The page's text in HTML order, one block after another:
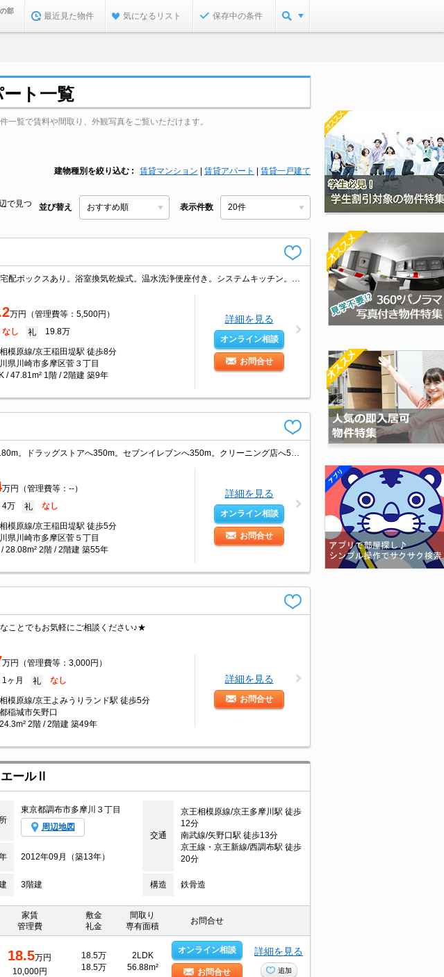
部
最近見た物件 気になるリスト 保存中の条件
ト一覧
覧で賃料や間取り、外観写真をご覧いただけます。
建物種別を絞り込む 賃貸マンション 賃貸アパート 賃貸一戸建て
で見つ
並び替え 表示件数
万円（管理費等：5,500円）
なし 礼 19.8万
模原線/京王稲田堤駅 徒歩8分
県川崎市多摩区菅３丁目
/ 47.81m² 1階 / 2階建 築9年
詳細を見る
オンライン相談
お問合せ
万円（管理費等：--）
4万 礼 なし
模原線/京王稲田堤駅 徒歩5分
県川崎市多摩区菅５丁目
/ 28.08m² 2階 / 2階建 築55年
詳細を見る
オンライン相談
お問合せ
ことでもお気軽にご相談ください♪★
万円（管理費等：3,000円）
1ヶ月 礼 なし
模原線/京王よみうりランド駅 徒歩5分
稲城市矢野口
2階 / 2階建 築49年
詳細を見る
お問合せ
ールⅡ
東京都調布市多摩川３丁目
周辺地図
交通
京王相模原線/京王多摩川駅 徒歩
12分
南武線/矢野口駅 徒歩13分
京王線・京王新線/西調布駅 徒歩
20分
2012年09月（築13年）
3階建 構造 鉄骨造
家賃
管理費
敷金
礼金
間取り
専有面積
お問合せ
18.5万円
10,000円
18.5万
18.5万
2LDK
56.88m²
オンライン相談
お問合せ
詳細を見る
追加